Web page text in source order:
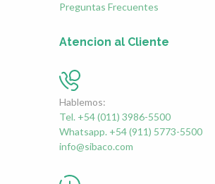
Preguntas Frecuentes
Atencion al Cliente
Hablemos:
Tel. +54 (011) 3986-5500
Whatsapp. +54 (911) 5773-5500
info@sibaco.com